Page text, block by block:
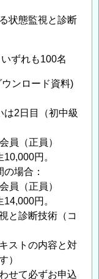
状態監視と診断
ずれも100名
ウンロード資料)
は2日目（初中級
員（正員）
円。
場合：
員（正員）
円。
と診断技術（コ
ストの内容と対
）
せて必ずお申込